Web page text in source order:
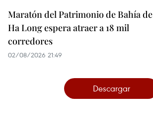
Maratón del Patrimonio de Bahía de
Ha Long espera atraer a 18 mil
corredores
02/08/2026 21:49
Descargar